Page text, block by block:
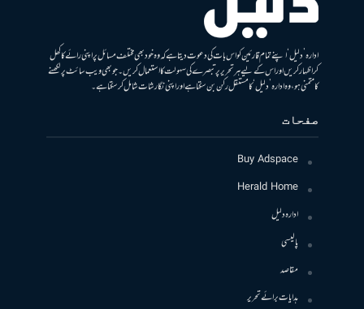
ادارہ ’دلیل‘ اپنے تمام قارئین کو اس بات کی دعوت دیتا ہے کہ وہ خود بھی مختلف مسائل پر اپنی رائے کا کھل
کر اظہار کریں اور اس کے لیے ہر تحریر پر تبصرے کی سہولت کا استعمال کریں۔ جو بھی ویب سائٹ پر لکھنے
کا متمنی ہو، وہ ادارہ ’دلیل‘ کا مستقل رکن بن سکتا ہے اور اپنی نگارشات شامل کرسکتا ہے۔
صفحات
Buy Adspace
Herald Home
ادارہ دلیل
پالیسی
مقاصد
ہدایات برائے تحریر